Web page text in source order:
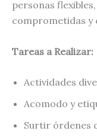
personas
comprometidas y
Tareas a Realizar:
Actividades
Acomodo y
Surtir órdenes